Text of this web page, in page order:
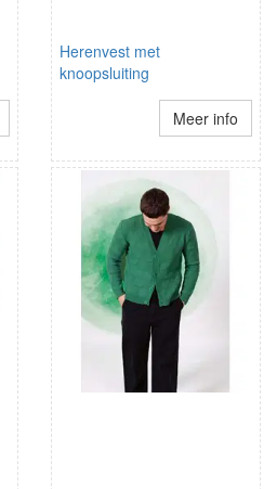
Herenvest met
knoopsluiting
Meer info